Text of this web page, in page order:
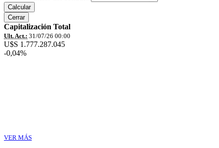
Calcular
Cerrar
Capitalización Total
Ult. Act.: 31/07/26 00:00
U$S 1.777.287.045
-0,04%
VER MÁS